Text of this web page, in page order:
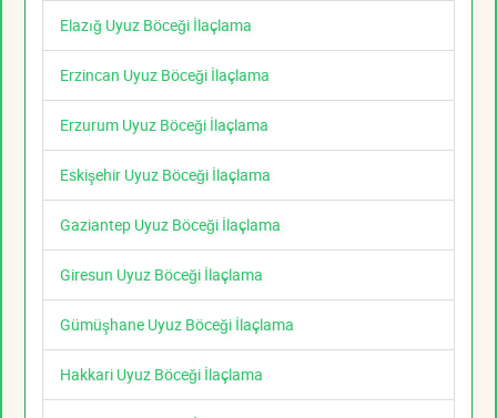
Elazığ Uyuz Böceği İlaçlama
Erzincan Uyuz Böceği İlaçlama
Erzurum Uyuz Böceği İlaçlama
Eskişehir Uyuz Böceği İlaçlama
Gaziantep Uyuz Böceği İlaçlama
Giresun Uyuz Böceği İlaçlama
Gümüşhane Uyuz Böceği İlaçlama
Hakkari Uyuz Böceği İlaçlama